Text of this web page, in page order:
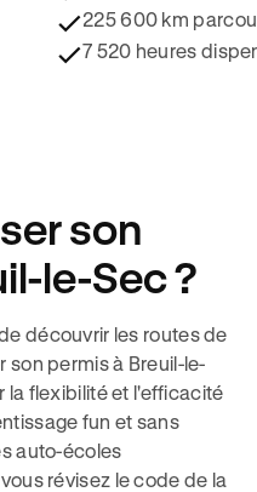
225 600 km
7 520 heures
son
le-Sec ?
découvrir les routes de
son permis à Breuil-le-
la flexibilité et l'efficacité
fun et sans
auto-écoles
révisez le code de la